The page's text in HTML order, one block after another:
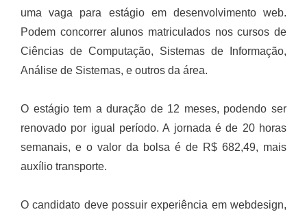
uma vaga para estágio em desenvolvimento web.
Podem concorrer alunos matriculados nos cursos de
Ciências de Computação, Sistemas de Informação,
Análise de Sistemas, e outros da área.
O estágio tem a duração de 12 meses, podendo ser
renovado por igual período. A jornada é de 20 horas
semanais, e o valor da bolsa é de R$ 682,49, mais
auxílio transporte.
O candidato deve possuir experiência em webdesign,